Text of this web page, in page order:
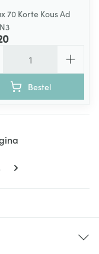
70 Korte Kous Ad
Bestel
pagina